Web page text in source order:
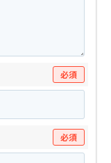
必須
必須